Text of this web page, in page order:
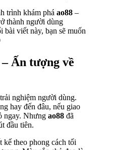
trình khám phá ao88 –
thành người dùng
viết này, bạn sẽ muốn
Ấn tượng về
nghiệm người dùng.
hay đến đâu, nếu giao
ngay. Nhưng ao88 đã
đầu tiên.
theo phong cách tối